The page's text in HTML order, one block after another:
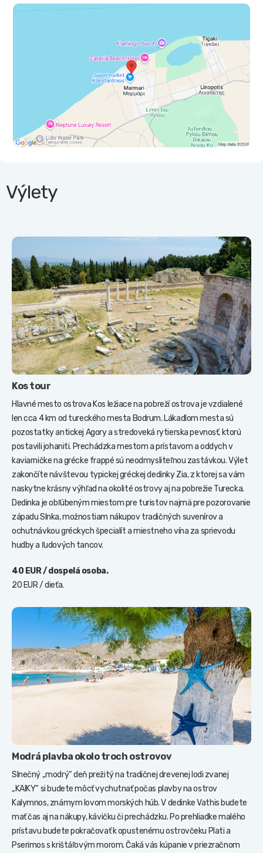
Výlety
Kos tour
Hlavné mesto ostrova Kos ležiace na pobreží ostrova je vzdialené
len cca 4 km od tureckého mesta Bodrum. Lákadlom mesta sú
pozostatky antickej Agory a stredoveká rytierska pevnosť, ktorú
postavili johaniti. Prechádzka mestom a prístavom a oddych v
kaviarničke na grécke frappé sú neodmysliteľnou zastávkou. Výlet
zakončíte návštevou typickej gréckej dedinky Zia, z ktorej sa vám
naskytne krásny výhľad na okolité ostrovy aj na pobrežie Turecka.
Dedinka je obľúbeným miestom pre turistov najmä pre pozorovanie
západu Slnka, možnostiam nákupov tradičných suvenírov a
ochutnávkou gréckych špecialít a miestneho vína za sprievodu
hudby a ľudových tancov.
40 EUR / dospelá osoba.
20 EUR / dieťa.
Modrá plavba okolo troch ostrovov
Slnečný „modrý“ deň prežitý na tradičnej drevenej lodi zvanej
„KAIKY“ si budete môcť vychutnať počas plavby na ostrov
Kalymnos, známym lovom morských húb. V dedinke Vathis budete
mať čas aj na nákupy, kávičku či prechádzku. Po prehliadke malého
prístavu budete pokračovať k opustenému ostrovčeku Plati a
Pserimos s krištáľovým morom. Čaká vás kúpanie v priezračnom